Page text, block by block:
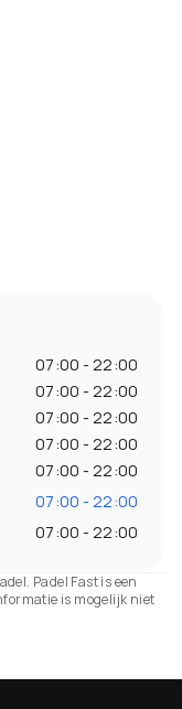
07:00 - 22:00
07:00 - 22:00
07:00 - 22:00
07:00 - 22:00
07:00 - 22:00
07:00 - 22:00
07:00 - 22:00
Padel Fast is een
is mogelijk niet